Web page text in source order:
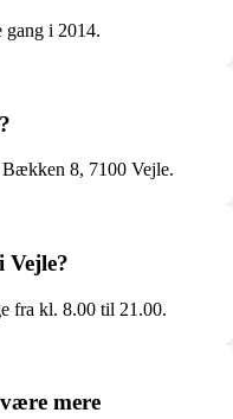
gang i 2014.
8, 7100 Vejle.
Vejle?
fra kl. 8.00 til 21.00.
mere